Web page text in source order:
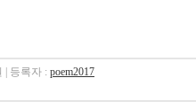
| 등록자 : poem2017